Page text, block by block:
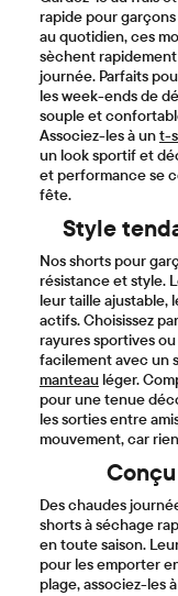
rapide pour
au quotidien, ces
sèchent
journée. Parfaits
les week-ends de
souple et
Associez-les à unt-
un look sportif et
et performance se
fête.
Style
Nos shorts pour
résistance et style.
leur taille ajustable,
actifs. Choisissez
rayures sportives
facilement avec un
manteauléger.
pour une tenue
les sorties entre
mouvement, car
Des chaudes
shorts à séchage
en toute saison.
pour les emporter
plage, associez-les